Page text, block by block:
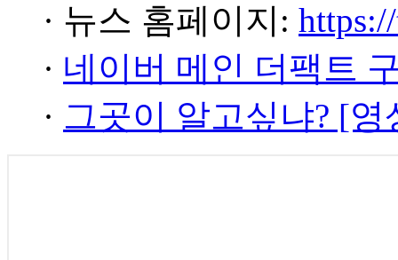
· 뉴스 홈페이지:
· 네이버 메인 더팩트
· 그곳이 알고싶냐? [